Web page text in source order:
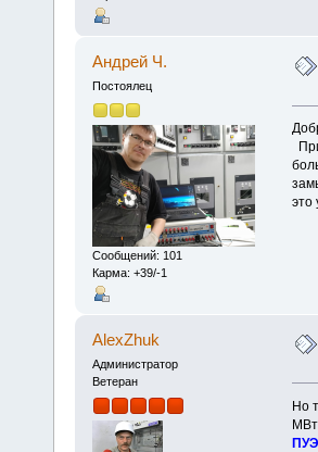
Андрей Ч.
Постоялец
Сообщений: 101
Карма: +39/-1
это
AlexZhuk
Администратор
Ветеран
Но
МВт